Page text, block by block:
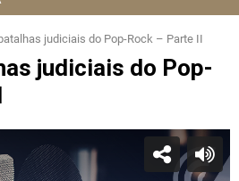
judiciais do Pop-Rock – Parte II
judiciais do Pop-